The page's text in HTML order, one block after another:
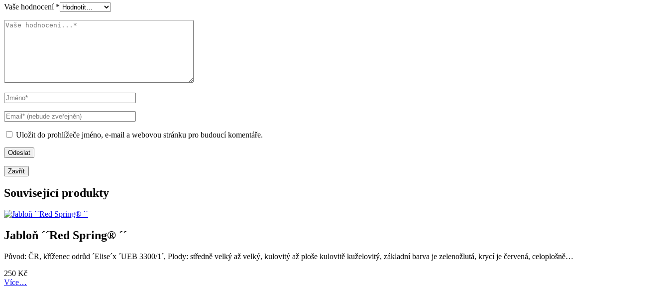
Vaše hodnocení *
Uložit do prohlížeče jméno, e-mail a webovou stránku pro budoucí komentáře.
Zavřít
Související produkty
Jabloň ´´Red Spring® ´´
Původ: ČR, kříženec odrůd ´Elise´x ´UEB 3300/1´, Plody: středně velký až velký, kulovitý až ploše kulovitě kuželovitý, základní barva je zelenožlutá, krycí je červená, celoplošně…
250 Kč
Více…